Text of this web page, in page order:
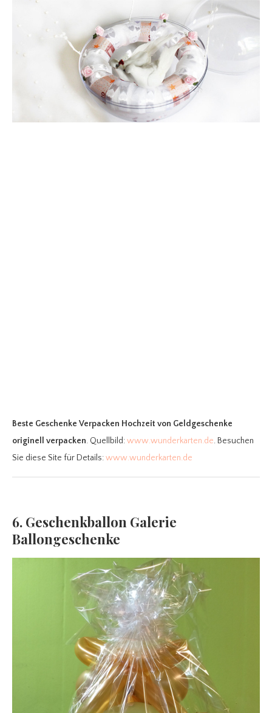
Beste Geschenke Verpacken Hochzeit von Geldgeschenke
originell verpacken. Quellbild:www.wunderkarten.de. Besuchen
Sie diese Site für Details:www.wunderkarten.de
6. Geschenkballon Galerie
Ballongeschenke